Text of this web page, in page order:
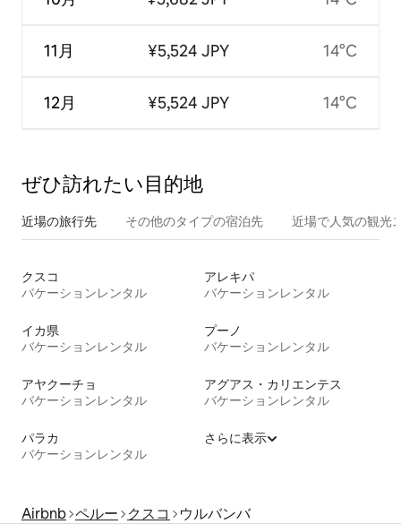
11月
12月
¥5,524 JPY
¥5,524 JPY
14°C
14°C
ぜひ訪⁠れ⁠た⁠い目⁠的⁠地
近場の旅行先 その他のタ⁠イ⁠プ⁠の宿⁠泊⁠先 近場で人気の観光
クスコ
バケーションレンタル
アレキパ
バケーションレンタル
イカ県
バケーションレンタル
プーノ
バケーションレンタル
アヤクーチョ
バケーションレンタル
アグアス・カリエンテス
バケーションレンタル
パラカ
バケーションレンタル
さらに表示
Airbnb ペルー クスコ ウルバンバ